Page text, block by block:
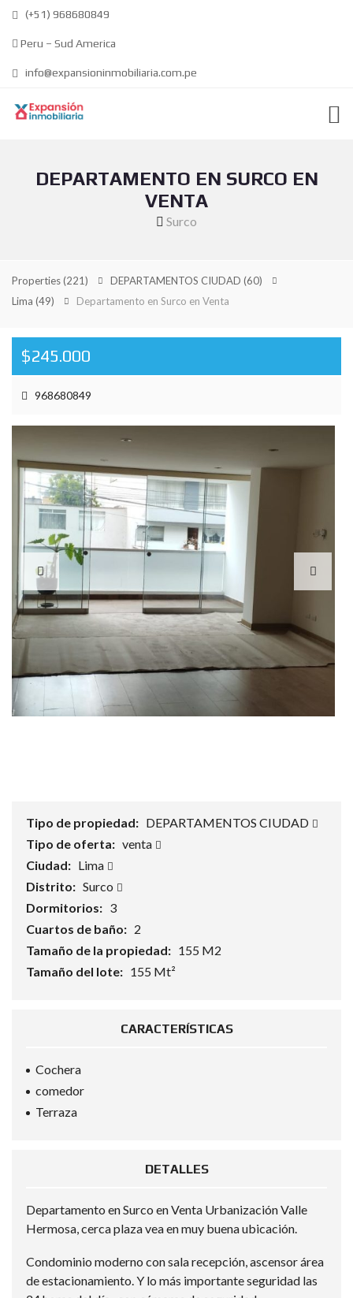
(+51) 968680849
Peru – Sud America
info@expansioninmobiliaria.com.pe
DEPARTAMENTO EN SURCO EN
VENTA
Surco
Properties(221) DEPARTAMENTOS CIUDAD (60)
Lima (49) Departamento en Surco en Venta
$245.000
968680849
Tipo de propiedad: DEPARTAMENTOS CIUDAD
Tipo de oferta: venta
Ciudad: Lima
Distrito: Surco
Dormitorios: 3
Cuartos de baño: 2
Tamaño de la propiedad: 155 M2
Tamaño del lote: 155 Mt²
CARACTERÍSTICAS
Cochera
comedor
Terraza
DETALLES
Departamento en Surco en Venta Urbanización Valle
Hermosa, cerca plaza vea en muy buena ubicación.
Condominio moderno con sala recepción, ascensor área
de estacionamiento. Y lo más importante seguridad las